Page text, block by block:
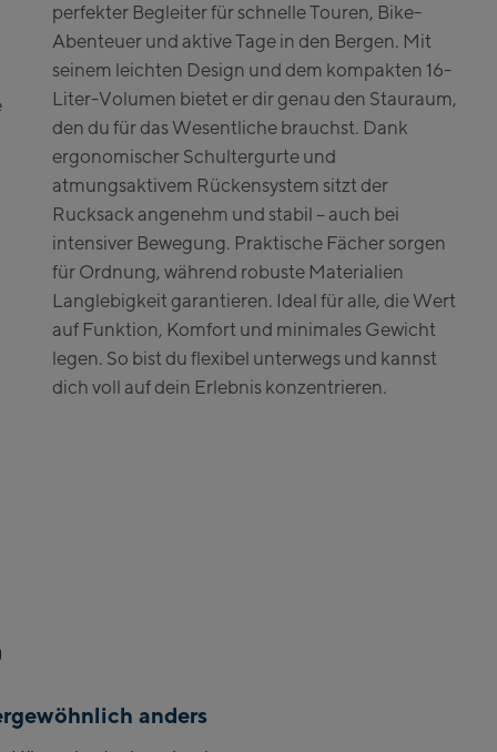
Talstation / Valley
station
Kitzsteinhorn
Alpincenter
(Bergstation / Top
station)
Bikeworld Kaprun
Kaprun Outlet
Bike-Servicecenter
Kaprun
Zell Am See:
Schmittenhöhebahn
Talstation / Valley
station
CityXPress Talstation
/ Valley station
perfekter Begleiter für schnelle Touren, Bike-
Abenteuer und aktive Tage in den Bergen. Mit
seinem leichten Design und dem kompakten 16-
Liter-Volumen bietet er dir genau den Stauraum,
den du für das Wesentliche brauchst. Dank
ergonomischer Schultergurte und
atmungsaktivem Rückensystem sitzt der
Rucksack angenehm und stabil – auch bei
intensiver Bewegung. Praktische Fächer sorgen
für Ordnung, während robuste Materialien
Langlebigkeit garantieren. Ideal für alle, die Wert
auf Funktion, Komfort und minimales Gewicht
legen. So bist du flexibel unterwegs und kannst
dich voll auf dein Erlebnis konzentrieren.
anders